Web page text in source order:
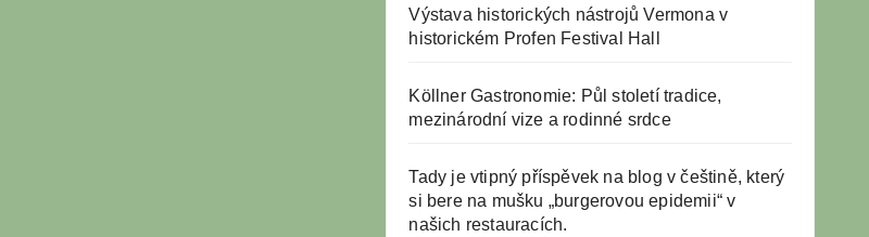
Výstava historických nástrojů Vermona v
historickém Profen Festival Hall
Köllner Gastronomie: Půl století tradice,
mezinárodní vize a rodinné srdce
Tady je vtipný příspěvek na blog v češtině, který
si bere na mušku „burgerovou epidemii“ v
našich restauracích.